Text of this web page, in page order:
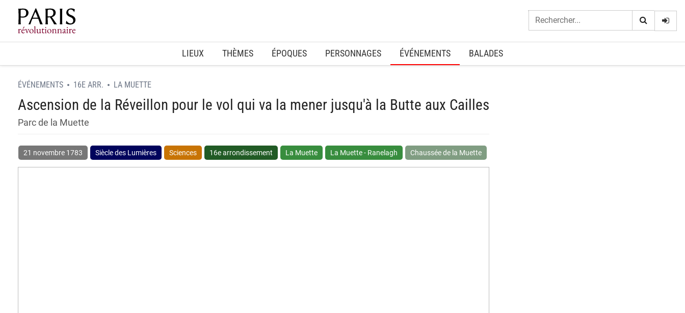
Home
LIEUX THÈMES ÉPOQUES PERSONNAGES ÉVÉNEMENTS BALADES
ÉVÉNEMENTS 16E ARR. LA MUETTE
Ascension de la Réveillon pour le vol qui va la mener jusqu'à la Butte aux Cailles
Parc de la Muette
21 novembre 1783 Siècle des Lumières Sciences 16e arrondissement La Muette La Muette - Ranelagh Chaussée de la Muette